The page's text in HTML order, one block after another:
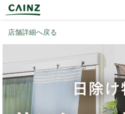
店舗詳細へ戻る